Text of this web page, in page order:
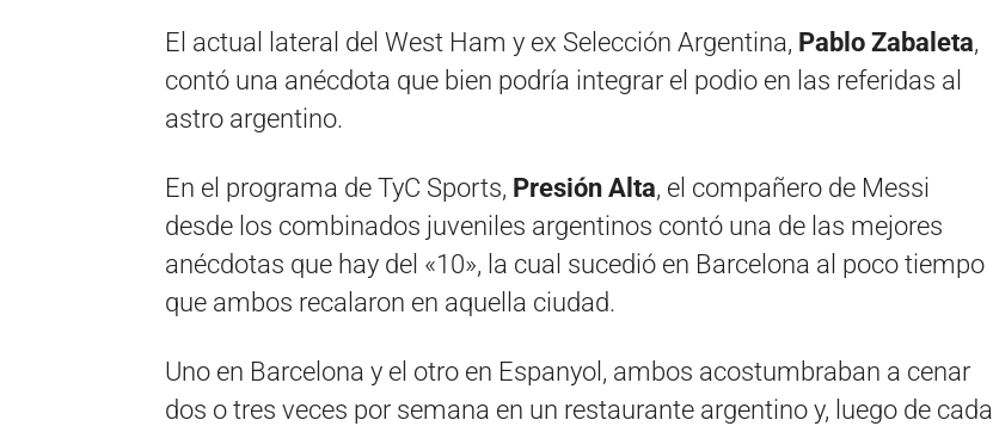
El actual lateral del West Ham y ex Selección Argentina, Pablo Zabaleta,
contó una anécdota que bien podría integrar el podio en las referidas al
astro argentino.
En el programa de TyC Sports, Presión Alta, el compañero de Messi
desde los combinados juveniles argentinos contó una de las mejores
anécdotas que hay del «10», la cual sucedió en Barcelona al poco tiempo
que ambos recalaron en aquella ciudad.
Uno en Barcelona y el otro en Espanyol, ambos acostumbraban a cenar
dos o tres veces por semana en un restaurante argentino y, luego de cada